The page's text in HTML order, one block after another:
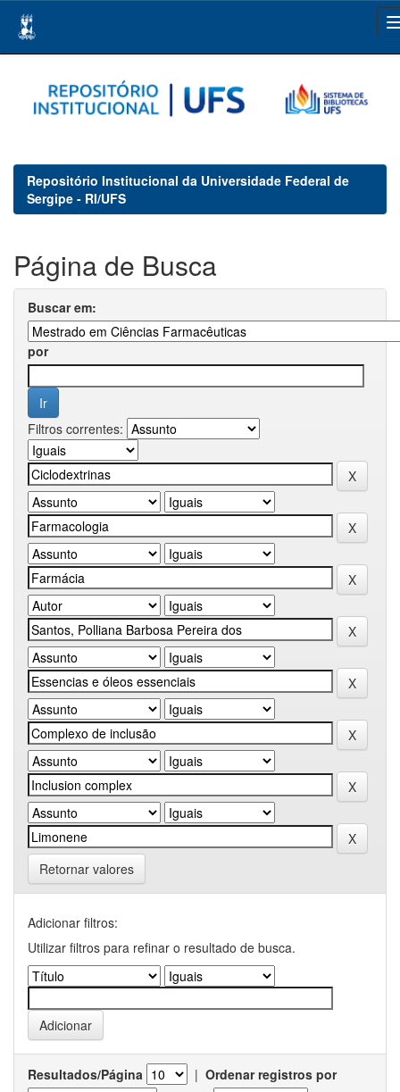
navigation
Repositório Institucional da Universidade Federal de
Sergipe - RI/UFS
Página de Busca
Buscar em:
por
Filtros correntes:
Retornar valores
Adicionar filtros:
Utilizar filtros para refinar o resultado de busca.
Resultados/Página | Ordenar registros por